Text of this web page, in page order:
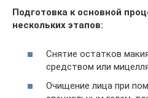
Подготовка к основной
нескольких этапов:
Снятие остатков
средством или
Очищение лица при